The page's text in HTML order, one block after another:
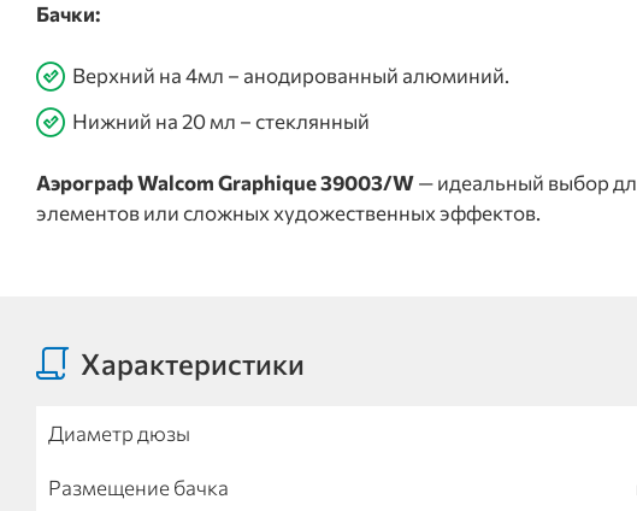
Бачки:
Верхний на 4мл – анодированный алюминий.
Нижний на 20 мл – стеклянный
Аэрограф Walcom Graphique 39003/W— идеальный выбор
элементов или сложных художественных эффектов.
Характеристики
Диаметр дюзы
Размещение бачка